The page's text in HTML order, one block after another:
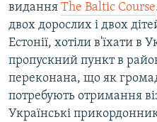
видання The Baltic Course
двох дорослих і двох
Естонії, хотіли в'їхати в
пропускний пункт в
переконана, що як
потребують отримання
Українські